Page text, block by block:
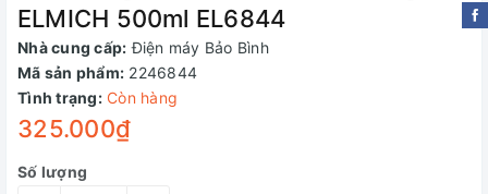
ELMICH 500ml EL6844
Nhà cung cấp: Điện máy Bảo Bình
Mã sản phẩm: 2246844
Tình trạng: Còn hàng
325.000₫
Số lượng